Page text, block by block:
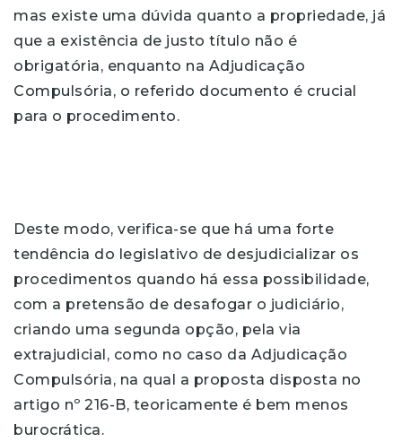
mas existe uma dúvida quanto a propriedade, já
que a existência de justo título não é
obrigatória, enquanto na Adjudicação
Compulsória, o referido documento é crucial
para o procedimento.
Deste modo, verifica-se que há uma forte
tendência do legislativo de desjudicializar os
procedimentos quando há essa possibilidade,
com a pretensão de desafogar o judiciário,
criando uma segunda opção, pela via
extrajudicial, como no caso da Adjudicação
Compulsória, na qual a proposta disposta no
artigo nº 216-B, teoricamente é bem menos
burocrática.